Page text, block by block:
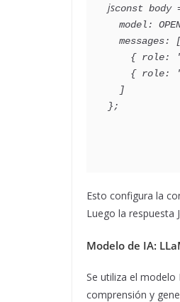
jsconst body
Esto configura la
Luego la respuesta
Modelo de IA:
Se utiliza el
comprensión y